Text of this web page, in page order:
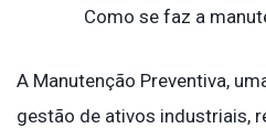
Como se faz a
A Manutenção Preventiva,
gestão de ativos industriais,